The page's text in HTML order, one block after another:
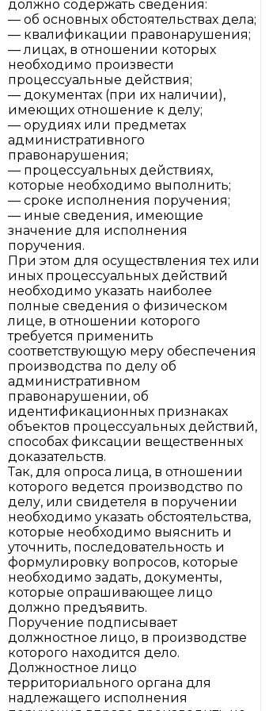
должно содержать сведения:
— об основных обстоятельствах дела;
— квалификации правонарушения;
— лицах, в отношении которых
необходимо произвести
процессуальные действия;
— документах (при их наличии),
имеющих отношение к делу;
— орудиях или предметах
административного
правонарушения;
— процессуальных действиях,
которые необходимо выполнить;
— сроке исполнения поручения;
— иные сведения, имеющие
значение для исполнения
поручения.
При этом для осуществления тех или
иных процессуальных действий
необходимо указать наиболее
полные сведения о физическом
лице, в отношении которого
требуется применить
соответствующую меру обеспечения
производства по делу об
административном
правонарушении, об
идентификационных признаках
объектов процессуальных действий,
способах фиксации вещественных
доказательств.
Так, для опроса лица, в отношении
которого ведется производство по
делу, или свидетеля в поручении
необходимо указать обстоятельства,
которые необходимо выяснить и
уточнить, последовательность и
формулировку вопросов, которые
необходимо задать, документы,
которые опрашивающее лицо
должно предъявить.
Поручение подписывает
должностное лицо, в производстве
которого находится дело.
Должностное лицо
территориального органа для
надлежащего исполнения